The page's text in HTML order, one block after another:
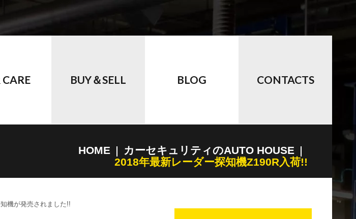
CARE BUY＆SELL BLOG CONTACTS
HOME
カーセキュリティのAUTO HOUSE
2018年最新レーダー探知機Z190R入荷!!
機が発売されました!!